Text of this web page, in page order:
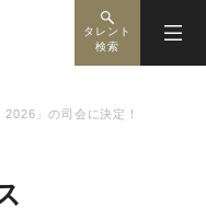
タレント
検索
」の司会に決定！